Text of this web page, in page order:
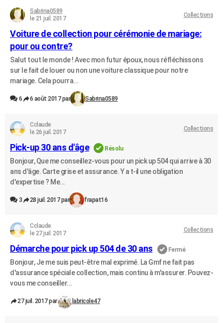
Sabrina0589
le 21 juil. 2017
Collections
Voiture de collection pour cérémonie de mariage:
pour ou contre?
Salut tout le monde ! Avec mon futur époux, nous réfléchissons
sur le fait de louer ou non une voiture classique pour notre
mariage. Cela pourra...
6 6 août 2017 par Sabrina0589
Cclaude
le 26 juil. 2017
Collections
Pick-up 30 ans d'âge Résolu
Bonjour, Que me conseillez-vous pour un pick up 504 qui arrive à 30
ans d'âge. Carte grise et assurance. Y a t-il une obligation
d'expertise ? Me...
3 28 juil. 2017 par frapat16
Cclaude
le 27 juil. 2017
Collections
Démarche pour pick up 504 de 30 ans Fermé
Bonjour, Je me suis peut-être mal exprimé. La Gmf ne fait pas
d'assurance spéciale collection, mais continu à m'assurer. Pouvez-
vous me conseiller...
27 juil. 2017 par labricole47